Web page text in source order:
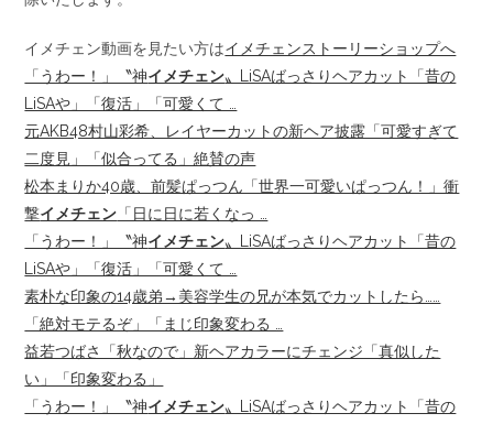
イメチェン動画を見たい方はイメチェンストーリーショップへ
「うわー！」〝神イメチェン〟LiSAばっさりヘアカット「昔の
LiSAや」「復活」「可愛くて …
元AKB48村山彩希、レイヤーカットの新ヘア披露「可愛すぎて
二度見」「似合ってる」絶賛の声
松本まりか40歳、前髪ぱっつん「世界一可愛いぱっつん！」衝
撃イメチェン 「日に日に若くなっ …
「うわー！」〝神イメチェン〟LiSAばっさりヘアカット「昔の
LiSAや」「復活」「可愛くて …
素朴な印象の14歳弟→美容学生の兄が本気でカットしたら……
「絶対モテるぞ」「まじ印象変わる …
益若つばさ「秋なので」新ヘアカラーにチェンジ「真似した
い」「印象変わる」
「うわー！」〝神イメチェン〟LiSAばっさりヘアカット「昔の